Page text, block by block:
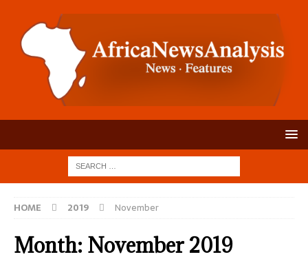
HOME 2019 November
Month: November 2019